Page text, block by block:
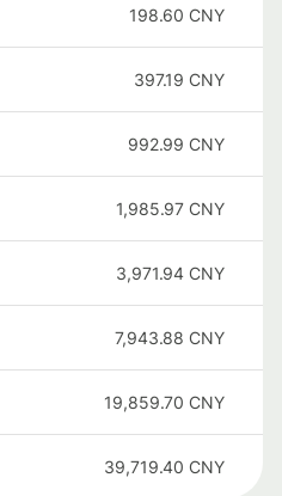
198.60 CNY
397.19 CNY
992.99 CNY
1,985.97 CNY
3,971.94 CNY
7,943.88 CNY
19,859.70 CNY
39,719.40 CNY